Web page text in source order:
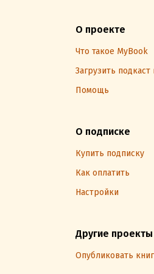
О проекте
Что такое MyBook
Загрузить
Помощь
О подписке
Купить подписку
Как оплатить
Настройки
Другие проекты
Опубликовать